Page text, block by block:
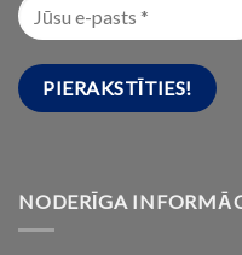
NODERĪGA